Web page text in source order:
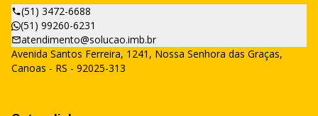
(51) 3472-6688
(51) 99260-6231
atendimento@solucao.imb.br
Avenida Santos Ferreira, 1241, Nossa Senhora das Graças,
Canoas - RS - 92025-313